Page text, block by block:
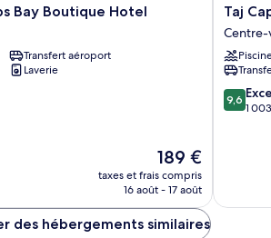
Bay Boutique Hotel
Transfert aéroport
Laverie
Le
nouveau
prix
de
189 €
taxes et frais compris
16 août - 17 août
Taj
Cape
Town
Centre-
ville
du
Cap
Taj
Centre-
9.6
sur
9,6
1
des hébergements similaires